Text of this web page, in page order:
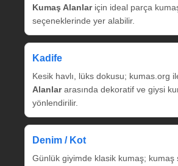
Kumaş Alanlariçin ideal parça
seçeneklerinde yer alabilir.
Kadife
Kesik havlı, lüks dokusu; kumas.org
Alanlararasında dekoratif ve giysi
yönlendirilir.
Denim / Kot
Günlük giyimde klasik kumaş; kumaş